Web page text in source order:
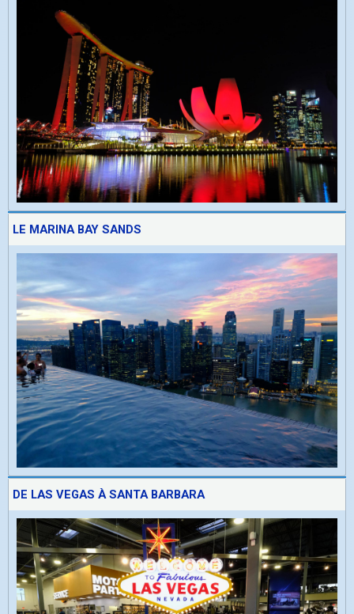
LE MARINA BAY SANDS
DE LAS VEGAS À SANTA BARBARA